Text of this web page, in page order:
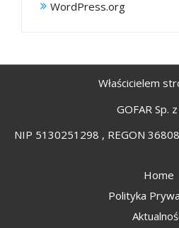
WordPress.org
Właścicielem
GOFAR Sp.
NIP 5130251298 , REGON
Home
Polityka